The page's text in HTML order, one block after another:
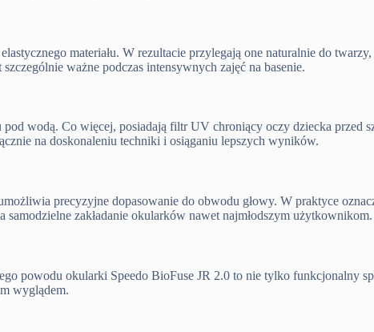
materiału. W rezultacie przylegają one naturalnie do
ważne podczas intensywnych zajęć na basenie.
wodą. Co więcej, posiadają filtr UV chroniący oczy dziecka przed
na doskonaleniu techniki i osiąganiu lepszych wyników.
precyzyjne dopasowanie do obwodu głowy. W praktyce
zakładanie okularków nawet najmłodszym użytkownikom.
powodu okularki Speedo BioFuse JR 2.0 to nie tylko funkcjonalny
wyglądem.